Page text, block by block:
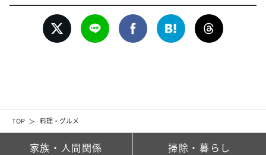
TOP 料理・グルメ
家族・人間関係 掃除・暮らし